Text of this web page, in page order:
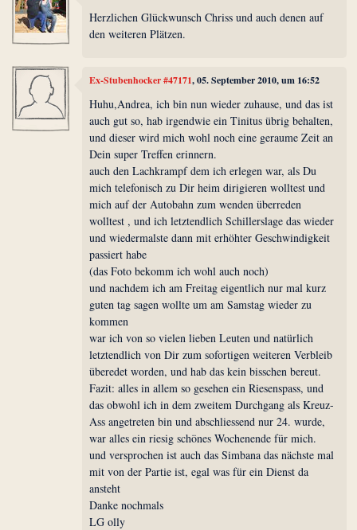
Herzlichen Glückwunsch Chriss und auch denen auf
den weiteren Plätzen.
Ex-Stubenhocker #47171, 05. September 2010, um 16:52
Huhu,Andrea, ich bin nun wieder zuhause, und das ist
auch gut so, hab irgendwie ein Tinitus übrig behalten,
und dieser wird mich wohl noch eine geraume Zeit an
Dein super Treffen erinnern.
auch den Lachkrampf dem ich erlegen war, als Du
mich telefonisch zu Dir heim dirigieren wolltest und
mich auf der Autobahn zum wenden überreden
wolltest , und ich letztendlich Schillerslage das wieder
und wiedermalste dann mit erhöhter Geschwindigkeit
passiert habe
(das Foto bekomm ich wohl auch noch)
und nachdem ich am Freitag eigentlich nur mal kurz
guten tag sagen wollte um am Samstag wieder zu
kommen
war ich von so vielen lieben Leuten und natürlich
letztendlich von Dir zum sofortigen weiteren Verbleib
überedet worden, und hab das kein bisschen bereut.
Fazit: alles in allem so gesehen ein Riesenspass, und
das obwohl ich in dem zweitem Durchgang als Kreuz-
Ass angetreten bin und abschliessend nur 24. wurde,
war alles ein riesig schönes Wochenende für mich.
und versprochen ist auch das Simbana das nächste mal
mit von der Partie ist, egal was für ein Dienst da
ansteht
Danke nochmals
LG olly